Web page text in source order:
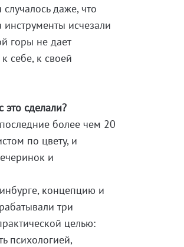
даже, что
инструменты исчезали
горы не дает
себе, к своей
сделали?
более чем 20
по цвету, и
и
концепцию и
три
целью:
психологией,